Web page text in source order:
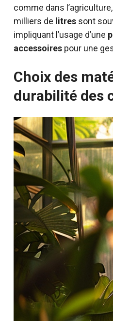
comme dans
milliers de litres sont
impliquant l’usage d’une
accessoires pour une
Choix des
durabilité des